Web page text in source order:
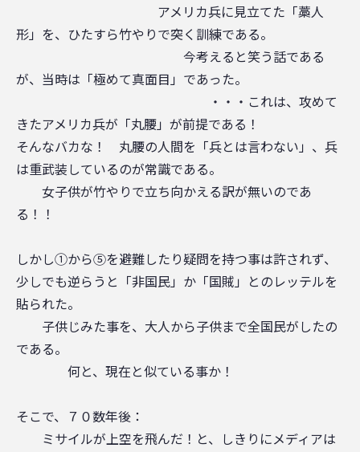
アメリカ兵に見立てた「藁人
形」を、ひたすら竹やりで突く訓練である。
今考えると笑う話である
が、当時は「極めて真面目」であった。
・・・これは、攻めて
きたアメリカ兵が「丸腰」が前提である！
そんなバカな！ 丸腰の人間を「兵とは言わない」、兵
は重武装しているのが常識である。
女子供が竹やりで立ち向かえる訳が無いのであ
る！！
しかし①から⑤を避難したり疑問を持つ事は許されず、
少しでも逆らうと「非国民」か「国賊」とのレッテルを
貼られた。
子供じみた事を、大人から子供まで全国民がしたの
である。
何と、現在と似ている事か！
そこで、７０数年後：
ミサイルが上空を飛んだ！と、しきりにメディアは